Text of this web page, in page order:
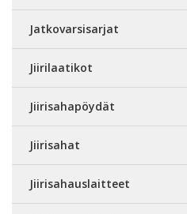
Jatkovarsisarjat
Jiirilaatikot
Jiirisahapöydät
Jiirisahat
Jiirisahauslaitteet